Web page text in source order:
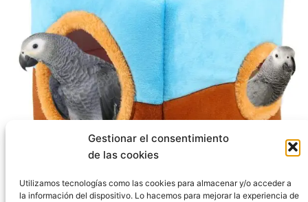
Gestionar el consentimiento
de las cookies
Utilizamos tecnologías como las cookies para almacenar y/o acceder a
la información del dispositivo. Lo hacemos para mejorar la experiencia de
comprar por Internet – Los más espaciosos